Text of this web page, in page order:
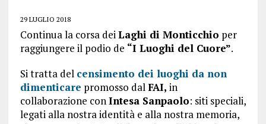
29 LUGLIO 2018
Continua la corsa deiLaghi di Monticchio per
raggiungere il podio de “I Luoghi del Cuore”.
Si tratta del censimento dei luoghi da non
dimenticare promosso dalFAI, in
collaborazione conIntesa Sanpaolo: siti speciali,
legati alla nostra identità e alla nostra memoria,